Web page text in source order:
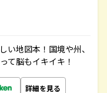
い地図本！国境や州、
て脳もイキイキ！
詳細を見る